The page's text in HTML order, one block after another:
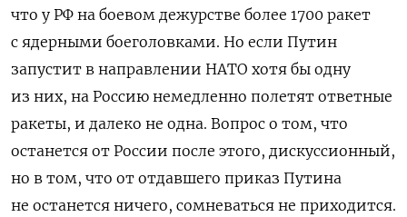
что у РФ на боевом дежурстве более 1700 ракет
с ядерными боеголовками. Но если Путин
запустит в направлении НАТО хотя бы одну
из них, на Россию немедленно полетят ответные
ракеты, и далеко не одна. Вопрос о том, что
останется от России после этого, дискуссионный,
но в том, что от отдавшего приказ Путина
не останется ничего, сомневаться не приходится.